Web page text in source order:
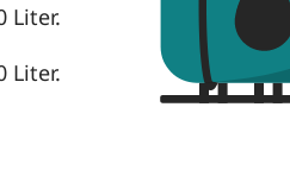
Liter.
Liter.